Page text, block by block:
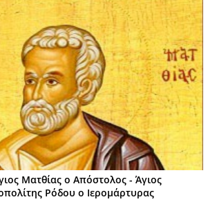
Ματθίας ο Απόστολος - Άγιος
Ρόδου ο Ιερομάρτυρας